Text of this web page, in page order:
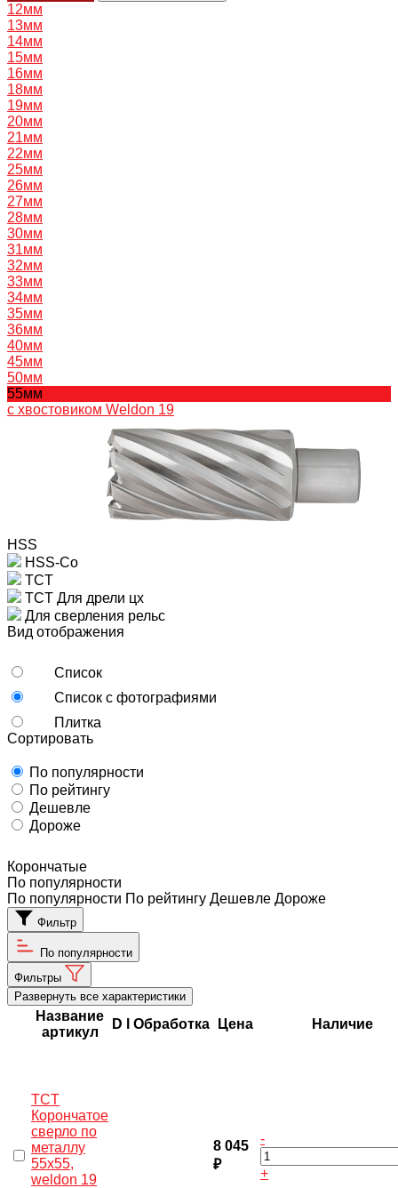
12мм
13мм
14мм
15мм
16мм
18мм
19мм
20мм
21мм
22мм
25мм
26мм
27мм
28мм
30мм
31мм
32мм
33мм
34мм
35мм
36мм
40мм
45мм
50мм
55мм
с хвостовиком Weldon 19
HSS
HSS-Co
TCT
TCT Для дрели цх
Для сверления рельс
Вид отображения
Список
Список с фотографиями
Плитка
Сортировать
По популярности
По рейтингу
Дешевле
Дороже
Корончатые
По популярности
По популярности По рейтингу Дешевле Дороже
Фильтр
По популярности
Фильтры
Развернуть все характеристики
Название
артикул
D Обработка Цена Наличие
TCT
Корончатое
сверло по
металлу
55x55,
weldon 19
8 045
₽
-
+